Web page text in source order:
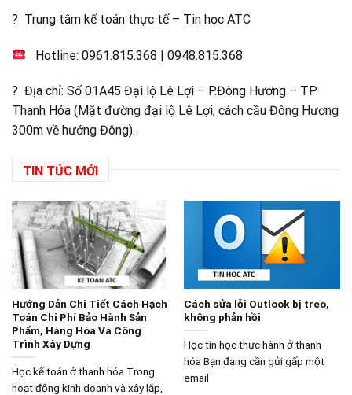
? Trung tâm kế toán thực tế – Tin học ATC
Hotline:0961.815.368 |0948.815.368
? Địa chỉ: Số 01A45 Đại lộ Lê Lợi – P.Đông Hương – TP
Thanh Hóa (Mặt đường đại lộ Lê Lợi, cách cầu Đông Hương
300m về hướng Đông).
TIN TỨC MỚI
Hướng Dẫn Chi Tiết Cách Hạch
Toán Chi Phí Bảo Hành Sản
Phẩm, Hàng Hóa Và Công
Trình Xây Dựng
Học kế toán ở thanh hóa Trong
hoạt động kinh doanh và xây lắp,
Cách sửa lỗi Outlook bị treo,
không phản hồi
Học tin học thực hành ở thanh
hóa Bạn đang cần gửi gấp một
email